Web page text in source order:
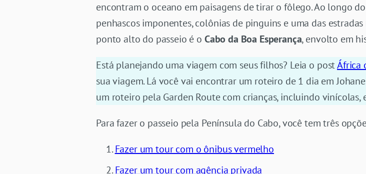
encontram o oceano em paisagens de tirar o fôlego. Ao longo
penhascos imponentes, colônias de pinguins e uma das estradas
ponto alto do passeio é o Cabo da Boa Esperança, envolto em
Está planejando uma viagem com seus filhos? Leia o postÁfrica
sua viagem. Lá você vai encontrar um roteiro de 1 dia em
um roteiro pela Garden Route com crianças, incluindo vinícolas,
Para fazer o passeio pela Península do Cabo, você tem três
Fazer um tour com o ônibus vermelho
Fazer um tour com agência privada